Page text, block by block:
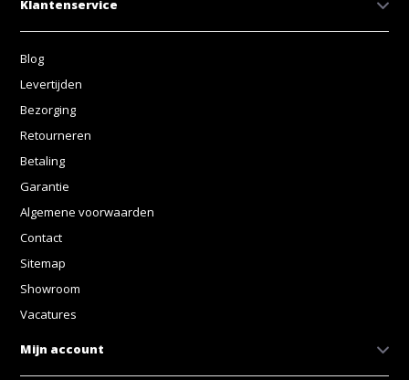
Klantenservice
Blog
Levertijden
Bezorging
Retourneren
Betaling
Garantie
Algemene voorwaarden
Contact
Sitemap
Showroom
Vacatures
Mijn account